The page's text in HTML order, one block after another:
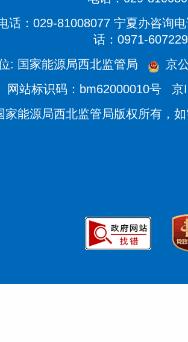
话：029-81008077 宁夏办咨询
话：0971-
: 国家能源局西北监管局
京
网站标识码：bm62000010号
京
家能源局西北监管局版权所有，